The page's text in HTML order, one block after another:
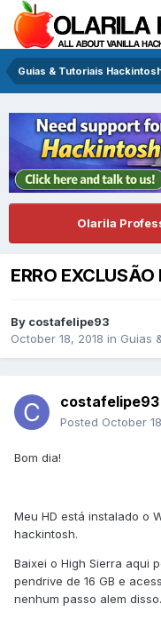
Guias & Tutoriais
Olarila
ERRO EXCLUSÃO
By costafelipe93
October 18, 2018 in Guias
costafelipe93
Posted October
Bom dia!
Meu HD está instalado o
hackintosh.
Baixei o High Sierra aqui
pendrive de 16 GB e
nenhum passo alem disso.